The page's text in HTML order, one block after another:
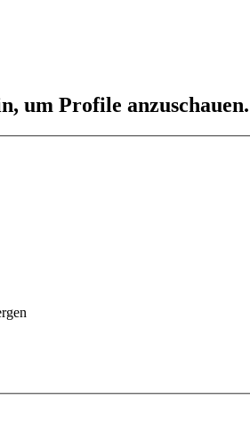
um Profile anzuschauen.